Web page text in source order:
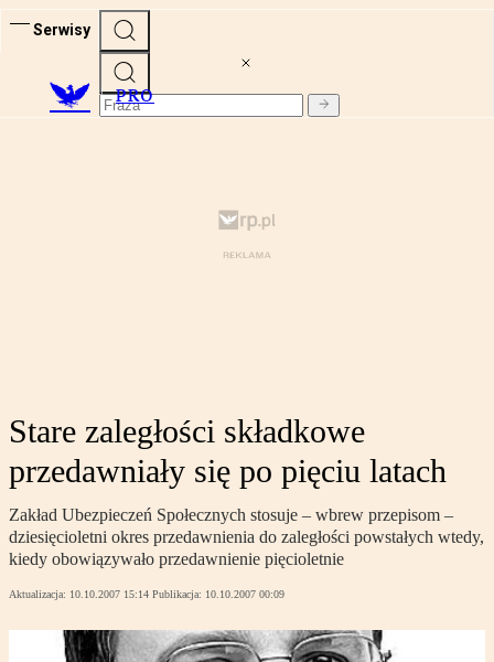
Serwisy
PRO
Stare zaległości składkowe
przedawniały się po pięciu latach
Zakład Ubezpieczeń Społecznych stosuje – wbrew przepisom –
dziesięcioletni okres przedawnienia do zaległości powstałych wtedy,
kiedy obowiązywało przedawnienie pięcioletnie
Aktualizacja: 10.10.2007 15:14 Publikacja: 10.10.2007 00:09